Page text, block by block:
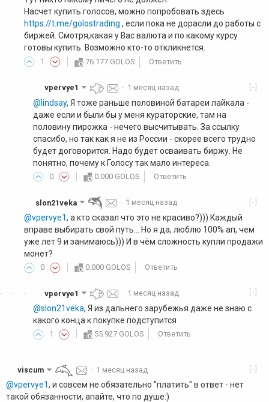
Насчет купить голосов, можно попробовать здесь
https://t.me/golostrading , если пока не дорасли до работы с
биржей. Смотря,какая у Вас валюта и по какому курсу
готовы купить. Возможно кто-то откликнется.
1 76.177 GOLOS Ответить
·
·
· [-]
vpervye1 · 1 месяц назад
@lindsay, Я тоже раньше половиной батареи лайкала -
даже если и были бы у меня кураторские, там на
половину пирожка - нечего высчитывать. За ссылку
спасибо, но так как я не из России - скорее всего трудно
будет договорится. Надо будет осваивать биржу. Не
понятно, почему к Голосу так мало интереса.
0 0.000 GOLOS Ответить
·
· [-]
slon21veka · 1 месяц назад
@vpervye1, а кто сказал что это не красиво?))) Каждый
вправе выбирать свой путь... Но я да, люблю 100% ап, чем
уже лет 9 и занимаюсь))) И в чём сложность купли продажи
монет?
0 0.000 GOLOS Ответить
·
·
· [-]
vpervye1 · 1 месяц назад
@slon21veka, Я из дальнего зарубежья даже не знаю с
какого конца к покупке подступится
1 55.927 GOLOS Ответить
[-]
viscum · 1 месяц назад
@vpervye1, и совсем не обязательно "платить" в ответ - нет
такой обязанности, апайте, что по душе:)